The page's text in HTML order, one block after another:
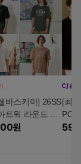
바스키아] 26SS
트웍 라운드 반
(B607M)
원
[최